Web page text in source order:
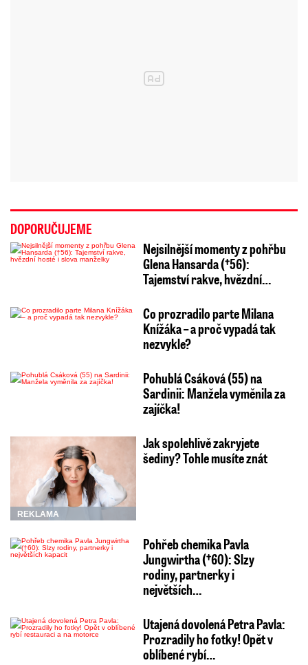
DOPORUČUJEME
Nejsilnější momenty z pohřbu
Glena Hansarda (†56):
Tajemství rakve, hvězdní…
Co prozradilo parte Milana
Knížáka – a proč vypadá tak
nezvykle?
Pohublá Csáková (55) na
Sardinii: Manžela vyměnila za
zajíčka!
REKLAMA
Jak spolehlivě zakryjete
šediny? Tohle musíte znát
Pohřeb chemika Pavla
Jungwirtha (†60): Slzy
rodiny, partnerky i
největších…
Utajená dovolená Petra Pavla:
Prozradily ho fotky! Opět v
oblíbené rybí…